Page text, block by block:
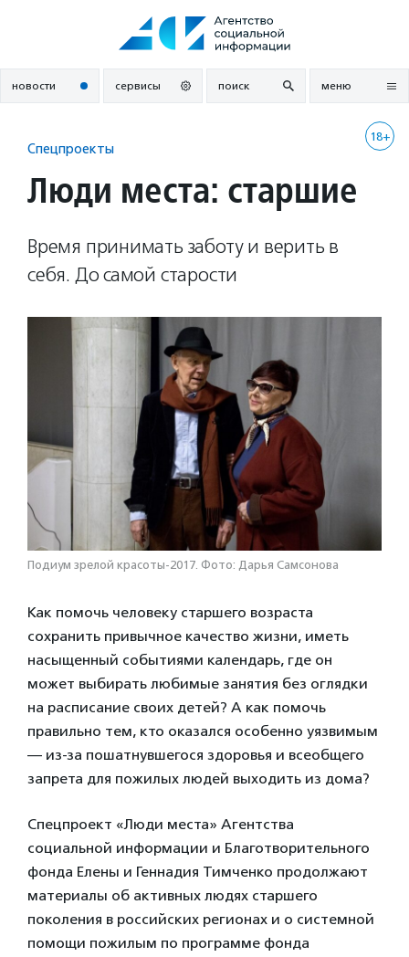
новости сервисы поиск меню
18+
Спецпроекты
Люди места: старшие
Время принимать заботу и верить в
себя. До самой старости
Подиум зрелой красоты-2017. Фото: Дарья Самсонова
Как помочь человеку старшего возраста
сохранить привычное качество жизни, иметь
насыщенный событиями календарь, где он
может выбирать любимые занятия без оглядки
на расписание своих детей? А как помочь
правильно тем, кто оказался особенно уязвимым
— из-за пошатнувшегося здоровья и всеобщего
запрета для пожилых людей выходить из дома?
Спецпроект «Люди места» Агентства
социальной информации и Благотворительного
фонда Елены и Геннадия Тимченко продолжают
материалы об активных людях старшего
поколения в российских регионах и о системной
помощи пожилым по программе фонда